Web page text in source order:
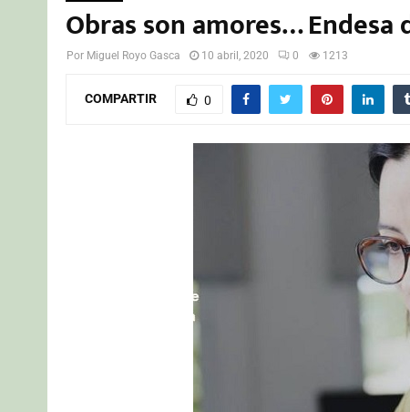
Obras son amores…
Por Miguel Royo Gasca 10 abril, 2020 0 1213
COMPARTIR 0